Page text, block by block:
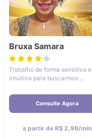
Bruxa Samara
Trabalho de forma sensitiva e
intuitiva para buscarmos ...
Consulte Agora
a partir de R$ 2,99/min